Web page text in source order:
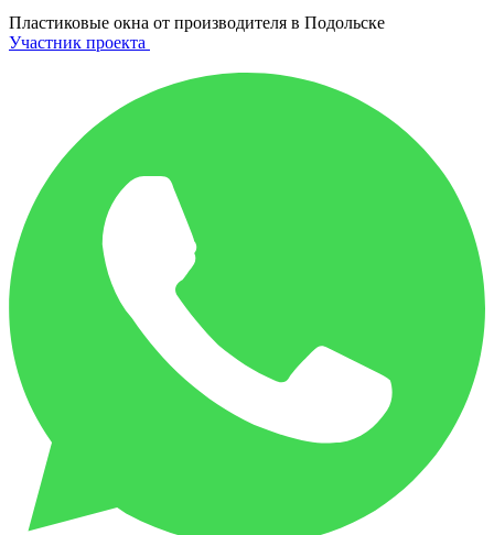
Пластиковые окна от производителя в Подольске
Участник проекта